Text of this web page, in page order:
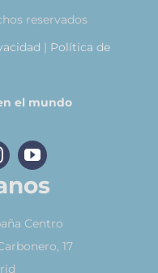
reservados
| Política de
el mundo
Centro
17